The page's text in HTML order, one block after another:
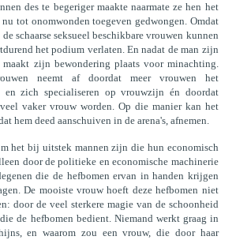
des te begeriger maakte naarmate ze hen het
tot onomwonden toegeven gedwongen. Omdat
schaarse seksueel beschikbare vrouwen kunnen
het podium verlaten. En nadat de man zijn
maakt zijn bewondering plaats voor minachting.
neemt af doordat meer vrouwen het
en zich specialiseren op vrouwzijn én doordat
vaker vrouw worden. Op die manier kan het
hem deed aanschuiven in de arena's, afnemen.
het bij uitstek mannen zijn die hun economisch
door de politieke en economische machinerie
die de hefbomen ervan in handen krijgen
De mooiste vrouw hoeft deze hefbomen niet
door de veel sterkere magie van de schoonheid
de hefbomen bedient. Niemand werkt graag in
en waarom zou een vrouw, die door haar